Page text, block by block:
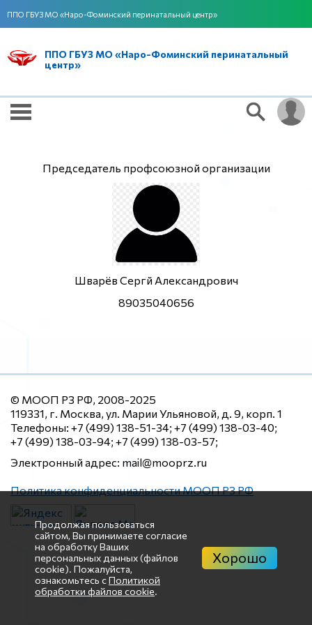
ППО ГБУЗ МО «Наро-Фоминский перинатальный центр»
ППО ГБУЗ МО «Наро-Фоминский перинатальный
центр»
Председатель профсоюзной организации
Шварёв Сергй Александрович
89035040656
© МООП РЗ РФ, 2008-2025
119331, г. Москва, ул. Марии Ульяновой, д. 9, корп. 1
Телефоны: +7 (499) 138-51-34; +7 (499) 138-03-40;
+7 (499) 138-03-94; +7 (499) 138-03-57;
Электронный адрес: mail@mooprz.ru
Политика конфиденциальности МООП РЗ РФ
Продолжая пользоваться
сайтом, Вы принимаете согласие
на обработку Ваших
персональных данных (файлов
cookie). Пожалуйста,
ознакомьтесь сПолитикой
обработки файлов cookie.
Хорошо